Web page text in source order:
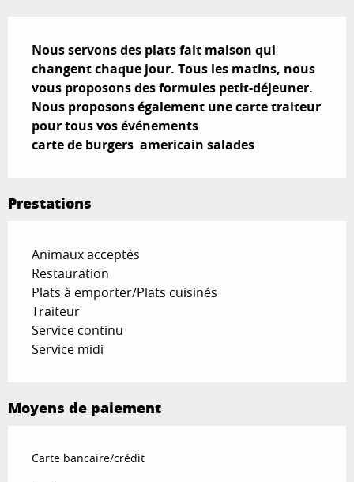
Nous servons des plats fait maison qui
changent chaque jour. Tous les matins, nous
vous proposons des formules petit-déjeuner.
Nous proposons également une carte traiteur
pour tous vos événements
carte de burgers  americain salades
Prestations
Animaux acceptés
Restauration
Plats à emporter/Plats cuisinés
Traiteur
Service continu
Service midi
Moyens de paiement
Carte bancaire/crédit